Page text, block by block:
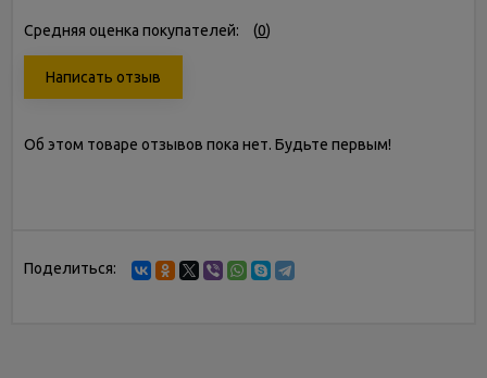
Средняя оценка покупателей: (0)
Написать отзыв
Об этом товаре отзывов пока нет. Будьте первым!
Поделиться: